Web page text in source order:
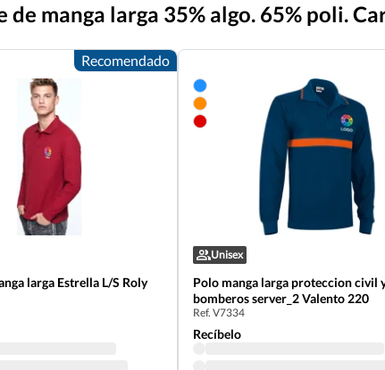
manga larga 35% algo. 65% poli.
Recomendado
L/S Roly
Unisex
Polo manga larga proteccion civil
bomberos server_2 Valento 220
Ref. V7334
Recíbelo